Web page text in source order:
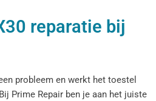
reparatie bij
probleem en werkt het toestel
Prime Repair ben je aan het juiste